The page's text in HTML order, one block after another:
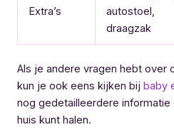
Extra’s
autostoel,
draagzak
Als je andere vragen hebt over
kun je ook eens kijken bij baby
nog gedetailleerdere informatie
huis kunt halen.